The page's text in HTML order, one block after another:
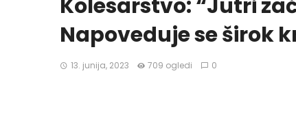
Kolesarstvo: “Jutri
Napoveduje se širok
13. junija, 2023 709 ogledi 0